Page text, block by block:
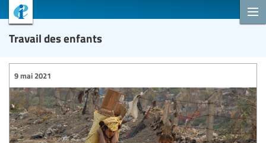
Travail des enfants
9 mai 2021